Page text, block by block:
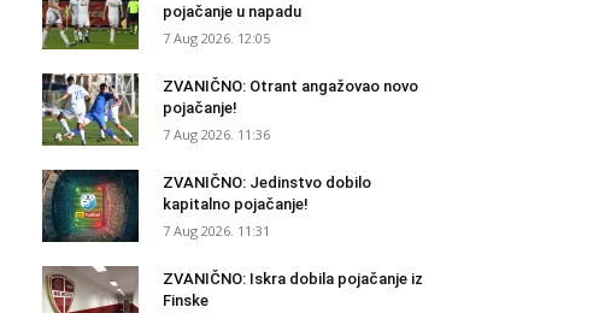
pojačanje u napadu
7 Aug 2026. 12:05
ZVANIČNO: Otrant angažovao novo
pojačanje!
7 Aug 2026. 11:36
ZVANIČNO: Jedinstvo dobilo
kapitalno pojačanje!
7 Aug 2026. 11:31
ZVANIČNO: Iskra dobila pojačanje iz
Finske